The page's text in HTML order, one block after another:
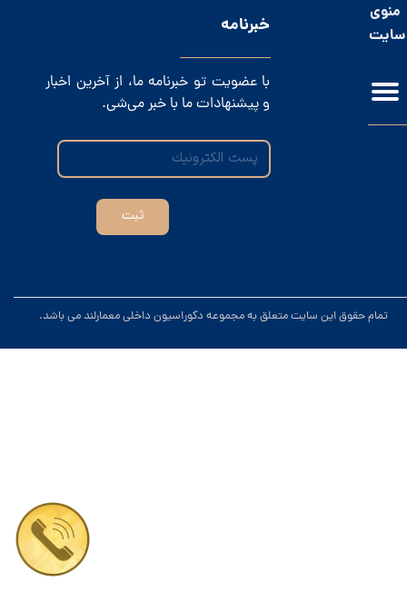
.تمام حقوق این سایت متعلق به مجموعه دکوراسیون داخلی معمارلند می باشد
منوی
سایت
​خبرنامه
با عضویت تو خبرنامه ما، از آخرین اخبار
و پیشنهادات ما با خبر می‌شی.
ثبت